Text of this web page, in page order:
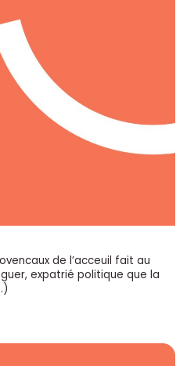
de l’acceuil fait au
expatrié politique que la